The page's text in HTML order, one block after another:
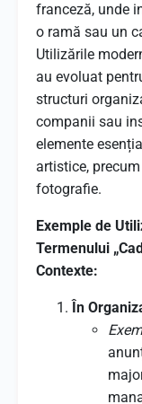
franceză, unde
o ramă sau un
Utilizările
au evoluat
structuri
companii sau
elemente
artistice,
fotografie.
Exemple de
Termenului
Contexte:
În